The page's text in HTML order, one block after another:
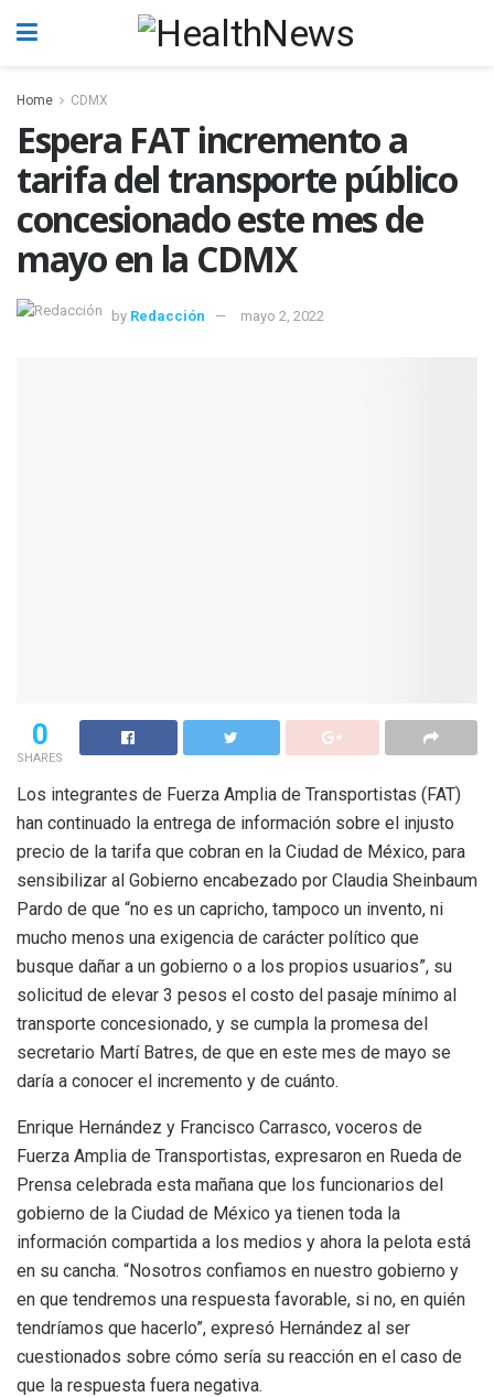
Home CDMX
Espera FAT incremento a
tarifa del transporte público
concesionado este mes de
mayo en la CDMX
by Redacción mayo 2, 2022
0
SHARES
Los integrantes de Fuerza Amplia de Transportistas (FAT)
han continuado la entrega de información sobre el injusto
precio de la tarifa que cobran en la Ciudad de México, para
sensibilizar al Gobierno encabezado por Claudia Sheinbaum
Pardo de que “no es un capricho, tampoco un invento, ni
mucho menos una exigencia de carácter político que
busque dañar a un gobierno o a los propios usuarios”, su
solicitud de elevar 3 pesos el costo del pasaje mínimo al
transporte concesionado, y se cumpla la promesa del
secretario Martí Batres, de que en este mes de mayo se
daría a conocer el incremento y de cuánto.
Enrique Hernández y Francisco Carrasco, voceros de
Fuerza Amplia de Transportistas, expresaron en Rueda de
Prensa celebrada esta mañana que los funcionarios del
gobierno de la Ciudad de México ya tienen toda la
información compartida a los medios y ahora la pelota está
en su cancha. “Nosotros confiamos en nuestro gobierno y
en que tendremos una respuesta favorable, si no, en quién
tendríamos que hacerlo”, expresó Hernández al ser
cuestionados sobre cómo sería su reacción en el caso de
que la respuesta fuera negativa.